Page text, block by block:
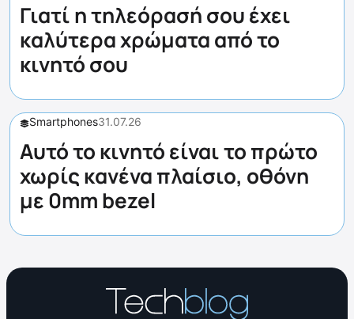
Γιατί η τηλεόρασή σου έχει
καλύτερα χρώματα από το
κινητό σου
Smartphones31.07.26
Αυτό το κινητό είναι το πρώτο
χωρίς κανένα πλαίσιο, οθόνη
με 0mm bezel